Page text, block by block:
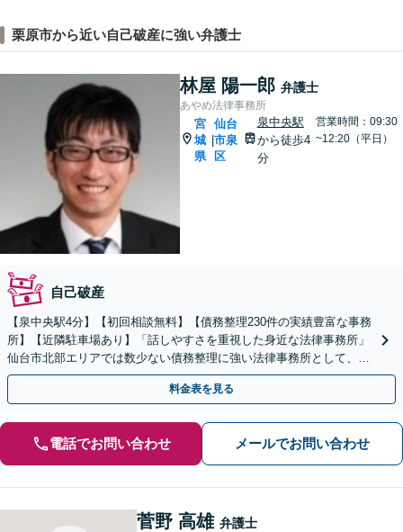
栗原市から近い自己破産に強い弁護士
林屋 陽一郎 弁護士
あやめ法律事務所
宮
城
県
仙台
市泉
区
泉中央駅
から徒歩4
分
営業時間：09:30
~12:20（平日）
自己破産
【泉中央駅4分】【初回相談無料】【債務整理230件の実績豊富な事務
所】【近隣駐車場あり】「話しやすさを重視した身近な法律事務所」
仙台市北部エリアでは数少ない債務整理に強い法律事務所として、地
域の皆さまの経済的再出発を全力で応援いたします。
料金表を見る
電話でお問い合わせ メールでお問い合わせ
菅野 高雄 弁護士